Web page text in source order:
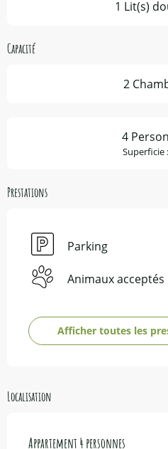
1 Lit(s)
Capacité
2
4
Superficie
Prestations
Parking
Animaux acceptés
Afficher toutes les
Localisation
Appartement 4 personnes